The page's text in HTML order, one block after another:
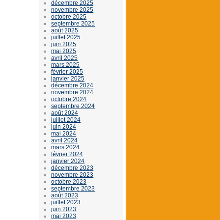
décembre 2025
novembre 2025
octobre 2025
septembre 2025
août 2025
juillet 2025
juin 2025
mai 2025
avril 2025
mars 2025
février 2025
janvier 2025
décembre 2024
novembre 2024
octobre 2024
septembre 2024
août 2024
juillet 2024
juin 2024
mai 2024
avril 2024
mars 2024
février 2024
janvier 2024
décembre 2023
novembre 2023
octobre 2023
septembre 2023
août 2023
juillet 2023
juin 2023
mai 2023